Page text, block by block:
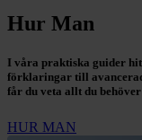
Hur Man
I våra praktiska guider
förklaringar till
får du veta allt du behöver
HUR MAN